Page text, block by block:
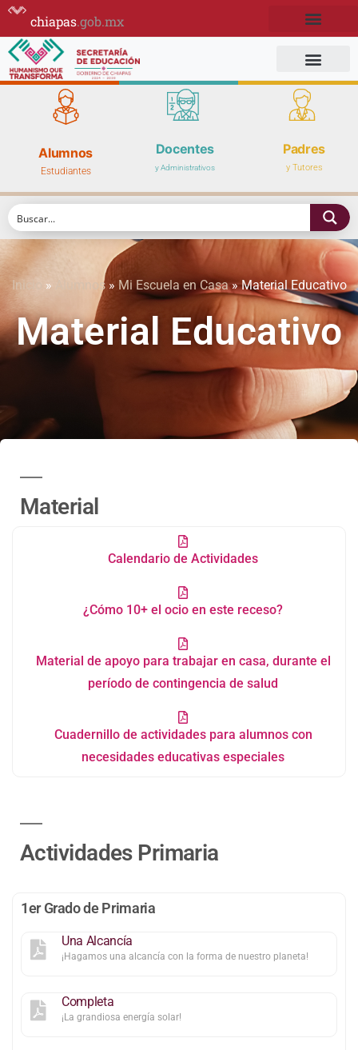
chiapas.gob.mx
Alumnos
Estudiantes
Docentes
y Administrativos
Padres
y Tutores
Inicio » Alumnos» Mi Escuela en Casa»Material Educativo
Material Educativo
Material
Calendario de Actividades
¿Cómo 10+ el ocio en este receso?
Material de apoyo para trabajar en casa, durante el
período de contingencia de salud
Cuadernillo de actividades para alumnos con
necesidades educativas especiales
Actividades Primaria
1er Grado de Primaria
Una Alcancía
¡Hagamos una alcancía con la forma de nuestro planeta!
Completa
¡La grandiosa energía solar!